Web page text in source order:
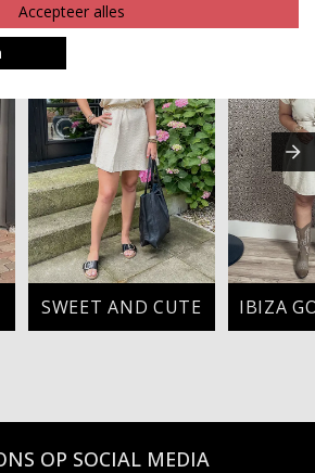
SWEET AND CUTE
OP SOCIAL MEDIA
Accepteer alles